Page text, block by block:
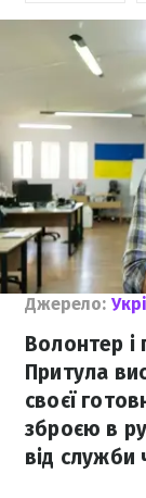
Джерело:
Волонтер і
Притула
своєї
зброєю в
від служби